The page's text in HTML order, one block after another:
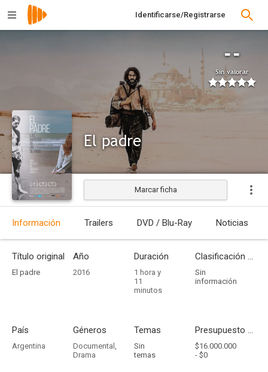
Identificarse/Registrarse
--
Sin valorar
El padre
Estrenada
Marcar ficha
Información Trailers DVD / Blu-Ray Noticias
Título original
El padre
Año
2016
Duración
1 hora y
11
minutos
Clasificación por edades
Sin
información
País
Argentina
Géneros
Documental ,
Drama
Temas
Sin
temas
Presupuesto - Ingresos
$16.000.000
- $0